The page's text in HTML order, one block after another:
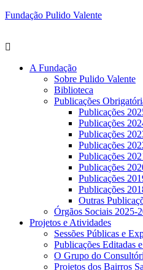
Fundação Pulido Valente
A Fundação
Sobre Pulido Valente
Biblioteca
Publicações
Publicações
Publicações
Publicações
Publicações
Publicações
Publicações
Publicações
Publicações
Outras
Órgãos Sociais 2025-
Projetos e Atividades
Sessões Públicas e
Publicações Editadas
O Grupo do
Projetos dos Bairros